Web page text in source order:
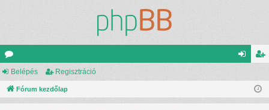
ór
u is
Belépés Regisztráció
Fórum kezdőlap